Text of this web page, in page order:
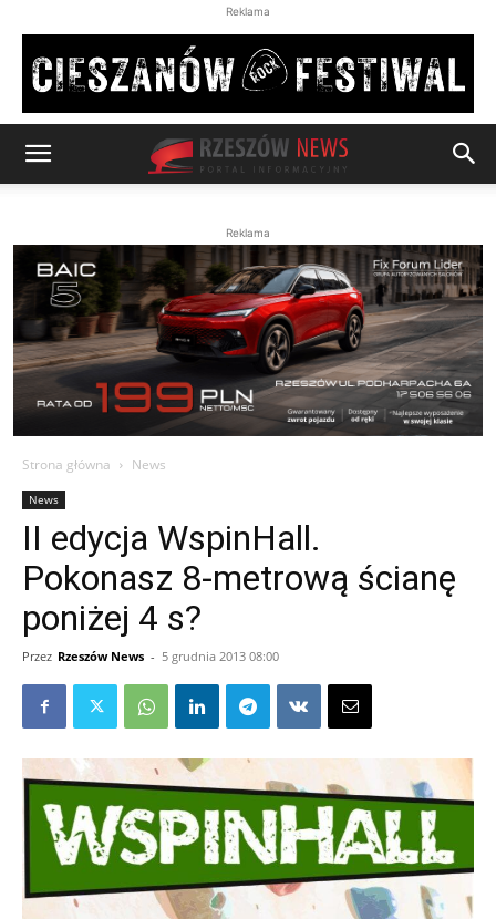
Reklama
Reklama
Strona główna News
News
II edycja WspinHall.
Pokonasz 8-metrową ścianę
poniżej 4 s?
Przez Rzeszów News - 5 grudnia 2013 08:00